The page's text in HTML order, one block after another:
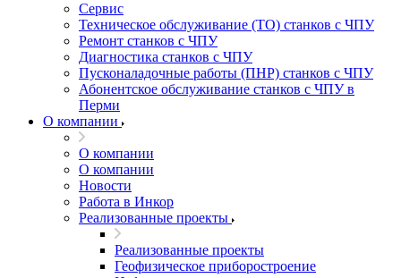
Сервис
Техническое обслуживание (ТО) станков с ЧПУ
Ремонт станков с ЧПУ
Диагностика станков с ЧПУ
Пусконаладочные работы (ПНР) станков с ЧПУ
Абонентское обслуживание станков с ЧПУ в
Перми
О компании
О компании
О компании
Новости
Работа в Инкор
Реализованные проекты
Реализованные проекты
Геофизическое приборостроение